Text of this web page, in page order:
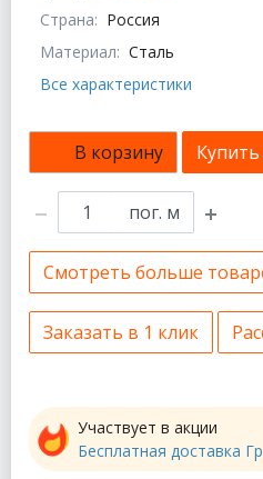
Страна: Россия
Материал: Сталь
Все характеристики
В корзину
пог. м
Смотреть больше
Заказать в 1 клик
Участвует в акции
Бесплатная доставка